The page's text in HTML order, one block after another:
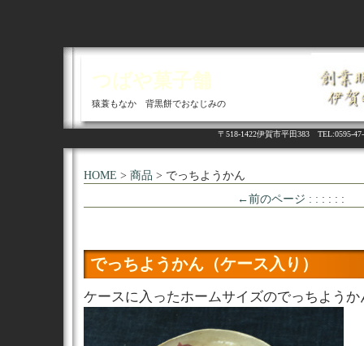
つばや菓子舗
猿蓑もなか 背黒餅でおなじみの
〒518-1422伊賀市平田383 TEL:0595-
HOME > 商品 > でっちようかん
←前のページ : : : : : :
でっちようかん（ケース入り）
ケースに入ったホームサイズのでっちようか